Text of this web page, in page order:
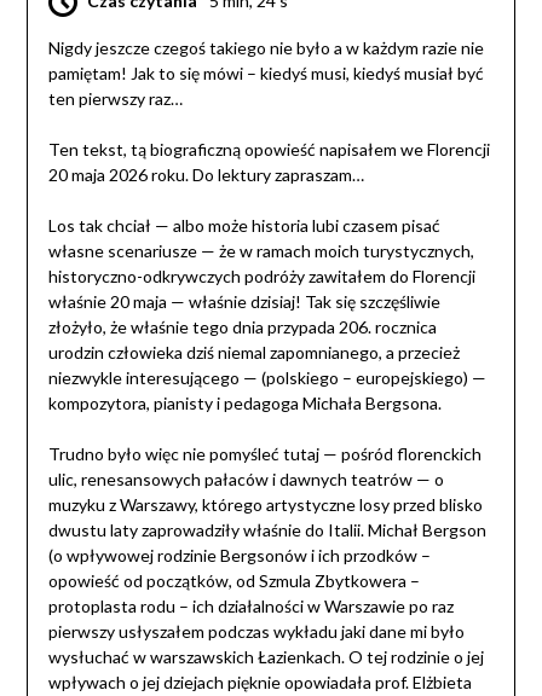
Nigdy jeszcze czegoś takiego nie było a w każdym razie nie
pamiętam! Jak to się mówi – kiedyś musi, kiedyś musiał być
ten pierwszy raz…
Ten tekst, tą biograficzną opowieść napisałem we Florencji
20 maja 2026 roku. Do lektury zapraszam…
Los tak chciał — albo może historia lubi czasem pisać
własne scenariusze — że w ramach moich turystycznych,
historyczno-odkrywczych podróży zawitałem do Florencji
właśnie 20 maja — właśnie dzisiaj! Tak się szczęśliwie
złożyło, że właśnie tego dnia przypada 206. rocznica
urodzin człowieka dziś niemal zapomnianego, a przecież
niezwykle interesującego — (polskiego – europejskiego) —
kompozytora, pianisty i pedagoga Michała Bergsona.
Trudno było więc nie pomyśleć tutaj — pośród florenckich
ulic, renesansowych pałaców i dawnych teatrów — o
muzyku z Warszawy, którego artystyczne losy przed blisko
dwustu laty zaprowadziły właśnie do Italii. Michał Bergson
(o wpływowej rodzinie Bergsonów i ich przodków –
opowieść od początków, od Szmula Zbytkowera –
protoplasta rodu – ich działalności w Warszawie po raz
pierwszy usłyszałem podczas wykładu jaki dane mi było
wysłuchać w warszawskich Łazienkach. O tej rodzinie o jej
wpływach o jej dziejach pięknie opowiadała prof. Elżbieta